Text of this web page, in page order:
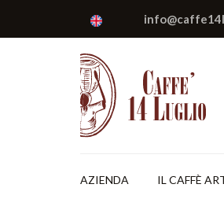
AZIENDA IL CAFFÈ